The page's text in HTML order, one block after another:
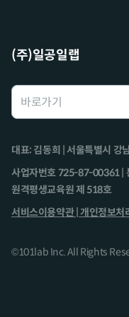
(주)일공일랩
대표: 김동희 | 서울특별시 강
사업자번호 725-87-00361 |
원격평생교육원 제 518호
서비스이용약관 | 개인정보처
©101lab Inc. All Rights